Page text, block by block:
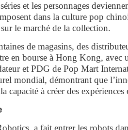
et les personnages
dans la culture pop
le marché de la collection.
de magasins, des
en bourse à Hong Kong, avec
et PDG de Pop Mart
mondial, démontrant que
capacité à créer des expériences
a fait entrer les robots